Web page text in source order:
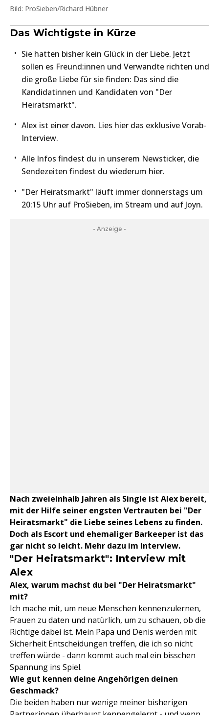
Bild: ProSieben/Richard Hübner
Das Wichtigste in Kürze
Sie hatten bisher kein Glück in der Liebe. Jetzt
sollen es Freund:innen und Verwandte richten und
die große Liebe für sie finden: Das sind die
Kandidatinnen und Kandidaten von "Der
Heiratsmarkt".
Alex ist einer davon. Lies hier das exklusive Vorab-
Interview.
Alle Infos findest du in unserem Newsticker, die
Sendezeiten findest du wiederum hier.
"Der Heiratsmarkt" läuft immer donnerstags um
20:15 Uhr auf ProSieben, im Stream und auf Joyn.
- Anzeige -
Nach zweieinhalb Jahren als Single ist Alex bereit,
mit der Hilfe seiner engsten Vertrauten bei "Der
Heiratsmarkt" die Liebe seines Lebens zu finden.
Doch als Escort und ehemaliger Barkeeper ist das
gar nicht so leicht. Mehr dazu im Interview.
"Der Heiratsmarkt": Interview mit
Alex
Alex, warum machst du bei "Der Heiratsmarkt"
mit?
Ich mache mit, um neue Menschen kennenzulernen,
Frauen zu daten und natürlich, um zu schauen, ob die
Richtige dabei ist. Mein Papa und Denis werden mit
Sicherheit Entscheidungen treffen, die ich so nicht
treffen würde - dann kommt auch mal ein bisschen
Spannung ins Spiel.
Wie gut kennen deine Angehörigen deinen
Geschmack?
Die beiden haben nur wenige meiner bisherigen